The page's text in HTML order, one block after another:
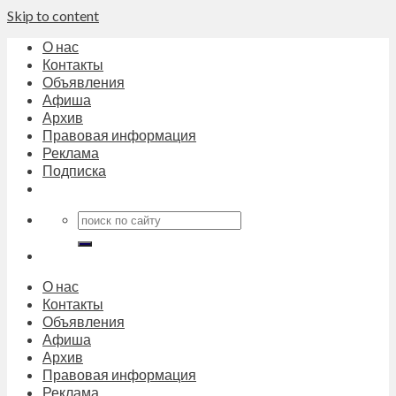
Skip to content
О нас
Контакты
Объявления
Афиша
Архив
Правовая информация
Реклама
Подписка
О нас
Контакты
Объявления
Афиша
Архив
Правовая информация
Реклама